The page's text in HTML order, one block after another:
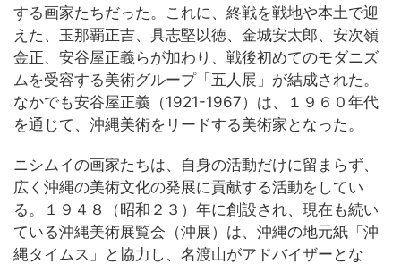
する画家たちだった。これに、終戦を戦地や本土で迎
えた、玉那覇正吉、具志堅以徳、金城安太郎、安次嶺
金正、安谷屋正義らが加わり、戦後初めてのモダニズ
ムを受容する美術グループ「五人展」が結成された。
なかでも安谷屋正義（1921-1967）は、１９６０年代
を通じて、沖縄美術をリードする美術家となった。
ニシムイの画家たちは、自身の活動だけに留まらず、
広く沖縄の美術文化の発展に貢献する活動をしてい
る。１９４８（昭和２３）年に創設され、現在も続い
ている沖縄美術展覧会（沖展）は、沖縄の地元紙「沖
縄タイムス」と協力し、名渡山がアドバイザーとな